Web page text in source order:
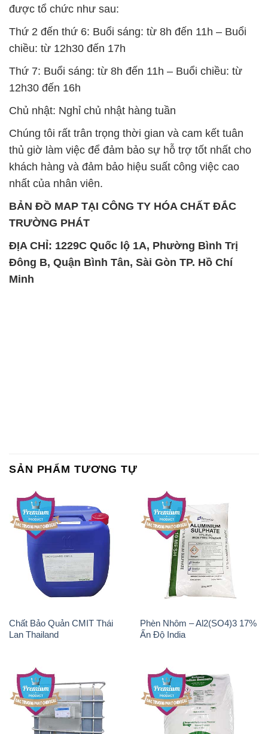
được tổ chức như sau:
Thứ 2 đến thứ 6: Buổi sáng: từ 8h đến 11h – Buổi
chiều: từ 12h30 đến 17h
Thứ 7: Buổi sáng: từ 8h đến 11h – Buổi chiều: từ
12h30 đến 16h
Chủ nhật: Nghỉ chủ nhật hàng tuần
Chúng tôi rất trân trọng thời gian và cam kết tuân
thủ giờ làm việc để đảm bảo sự hỗ trợ tốt nhất cho
khách hàng và đảm bảo hiệu suất công việc cao
nhất của nhân viên.
BẢN ĐỒ MAP TẠI CÔNG TY HÓA CHẤT ĐẮC
TRƯỜNG PHÁT
ĐỊA CHỈ: 1229C Quốc lộ 1A, Phường Bình Trị
Đông B, Quận Bình Tân, Sài Gòn TP. Hồ Chí
Minh
SẢN PHẨM TƯƠNG TỰ
Chất Bảo Quản CMIT Thái
Lan Thailand
Phèn Nhôm – Al2(SO4)3 17%
Ấn Độ India